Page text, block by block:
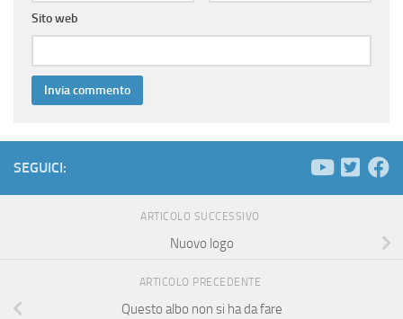
Sito web
SEGUICI:
ARTICOLO SUCCESSIVO
Nuovo logo
ARTICOLO PRECEDENTE
Questo albo non si ha da fare